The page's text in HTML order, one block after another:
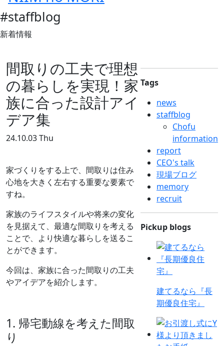
#staffblog
新着情報
間取りの工夫で理想
の暮らしを実現！家
族に合った設計アイ
デア集
24.10.03 Thu
家づくりをする上で、間取りは住み
心地を大きく左右する重要な要素で
すね。
家族のライフスタイルや将来の変化
を見据えて、最適な間取りを考える
ことで、より快適な暮らしを送るこ
とができます。
今回は、家族に合った間取りの工夫
やアイデアを紹介します。
1. 帰宅動線を考えた間取
り
Tags
news
staffblog
Chofu
information
report
CEO's talk
現場ブログ
memory
recruit
Pickup blogs
建てるなら『長
期優良住宅』